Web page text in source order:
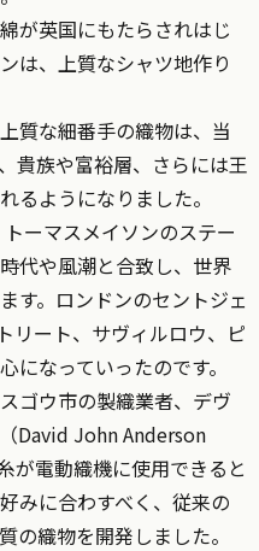
が英国にもたらされはじ
は、上質なシャツ地作り
質な細番手の織物は、当
貴族や富裕層、さらには王
るようになりました。
ーマスメイソンのステー
代や風潮と合致し、世界
す。ロンドンのセントジェ
リート、サヴィルロウ、ピ
になっていったのです。
ゴウ市の製織業者、デヴ
David John Anderson
が電動織機に使用できると
みに合わすべく、従来の
の織物を開発しました。